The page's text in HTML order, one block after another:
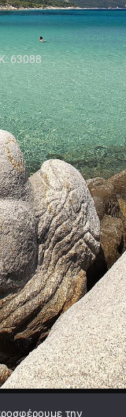
63088
την